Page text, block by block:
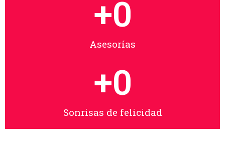
Asesorías
+0
Sonrisas de felicidad
+0